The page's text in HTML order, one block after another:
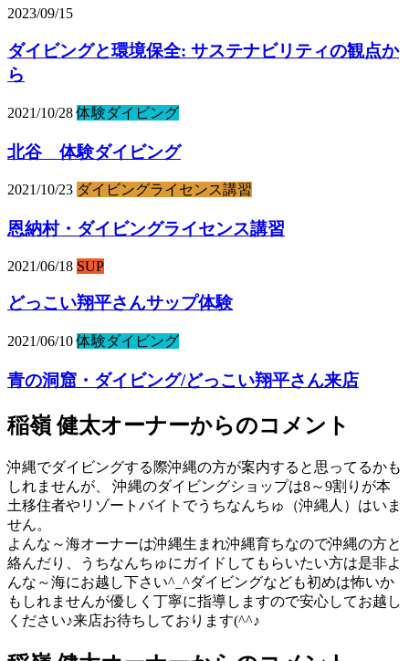
2023/09/15
ダイビングと環境保全: サステナビリティの観点か
ら
2021/10/28 体験ダイビング
北谷 体験ダイビング
2021/10/23 ダイビングライセンス講習
恩納村・ダイビングライセンス講習
2021/06/18 SUP
どっこい翔平さんサップ体験
2021/06/10 体験ダイビング
青の洞窟・ダイビング/どっこい翔平さん来店
稲嶺 健太オーナーからのコメント
沖縄でダイビングする際沖縄の方が案内すると思ってるかも
しれませんが、 沖縄のダイビングショップは8～9割りが本
土移住者やリゾートバイトでうちなんちゅ（沖縄人）はいま
せん。
よんな～海オーナーは沖縄生まれ沖縄育ちなので沖縄の方と
絡んだり、うちなんちゅにガイドしてもらいたい方は是非よ
んな～海にお越し下さい^_^ダイビングなども初めは怖いか
もしれませんが優しく丁寧に指導しますので安心してお越し
ください♪来店お待ちしております(^^♪